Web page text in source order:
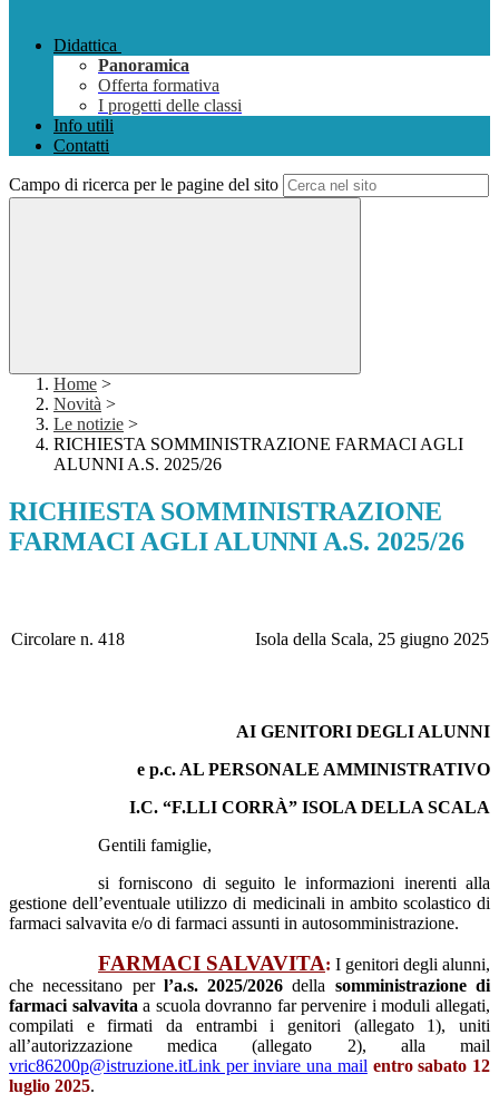
Didattica
Panoramica
Offerta formativa
I progetti delle classi
Info utili
Contatti
Campo di ricerca per le pagine del sito
Home >
Novità >
Le notizie >
RICHIESTA SOMMINISTRAZIONE FARMACI AGLI
ALUNNI A.S. 2025/26
RICHIESTA SOMMINISTRAZIONE
FARMACI AGLI ALUNNI A.S. 2025/26
Circolare n. 418 Isola della Scala, 25 giugno 2025
AI GENITORI DEGLI ALUNNI
e p.c. AL PERSONALE AMMINISTRATIVO
I.C. “F.LLI CORRÀ” ISOLA DELLA SCALA
Gentili famiglie,
si forniscono di seguito le informazioni inerenti alla
gestione dell’eventuale utilizzo di medicinali in ambito scolastico di
farmaci salvavita e/o di farmaci assunti in autosomministrazione.
FARMACI SALVAVITA: I genitori degli alunni,
che necessitano per l’a.s. 2025/2026 della somministrazione di
farmaci salvavita a scuola dovranno far pervenire i moduli allegati,
compilati e firmati da entrambi i genitori (allegato 1), uniti
all’autorizzazione medica (allegato 2), alla mail
vric86200p@istruzione.itLink per inviare una mail entro sabato 12
luglio 2025.